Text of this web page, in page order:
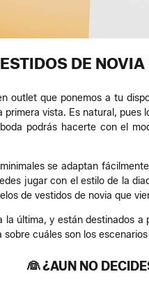
DE
outlet que ponemos a tu
vista. Es natural,
podrás hacerte con el
se adaptan
jugar con el estilo de la
de vestidos de novia que
la última, y están destinados
cuáles son los
👰 ¿AUN NO